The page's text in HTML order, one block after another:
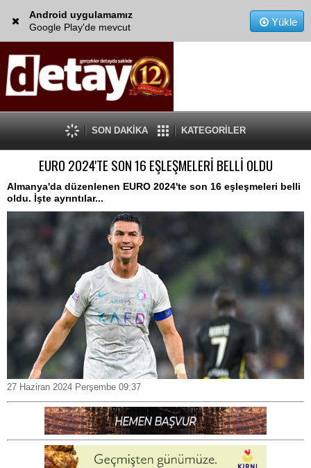
Android uygulamamız
Google Play'de mevcut
Yükle
SON DAKİKA KATEGORİLER
EURO 2024'TE SON 16 EŞLEŞMELERİ BELLİ OLDU
Almanya'da düzenlenen EURO 2024'te son 16 eşleşmeleri belli
oldu. İşte ayrıntılar...
27 Haziran 2024 Perşembe 09:37